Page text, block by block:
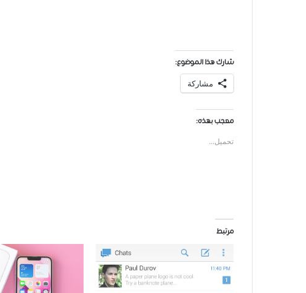
شارك هذا الموضوع:
مشاركة
معجب بهذه:
تحميل...
مرتبط